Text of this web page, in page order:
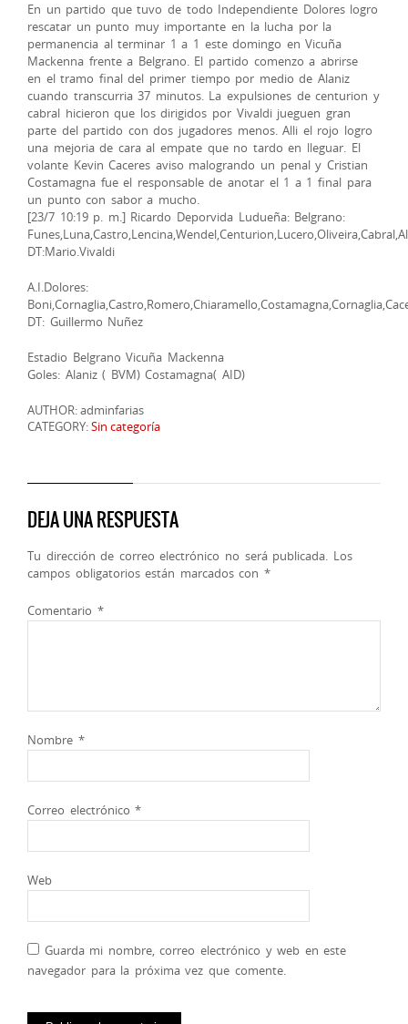
En un partido que tuvo de todo Independiente Dolores logro
rescatar un punto muy importante en la lucha por la
permanencia al terminar 1 a 1 este domingo en Vicuña
Mackenna frente a Belgrano. El partido comenzo a abrirse
en el tramo final del primer tiempo por medio de Alaniz
cuando transcurria 37 minutos. La expulsiones de centurion y
cabral hicieron que los dirigidos por Vivaldi jueguen gran
parte del partido con dos jugadores menos. Alli el rojo logro
una mejoria de cara al empate que no tardo en lleguar. El
volante Kevin Caceres aviso malogrando un penal y Cristian
Costamagna fue el responsable de anotar el 1 a 1 final para
un punto con sabor a mucho.
[23/7 10:19 p. m.] Ricardo Deporvida Ludueña: Belgrano:
DT:Mario.Vivaldi
A.I.Dolores:
DT: Guillermo Nuñez
Estadio Belgrano Vicuña Mackenna
Goles: Alaniz ( BVM) Costamagna( AID)
AUTHOR: adminfarias
CATEGORY:Sin categoría
DEJA UNA RESPUESTA
Tu dirección de correo electrónico no será publicada. Los
campos obligatorios están marcados con *
Comentario *
Nombre *
Correo electrónico*
Web
Guarda mi nombre, correo electrónico y web en este
navegador para la próxima vez que comente.